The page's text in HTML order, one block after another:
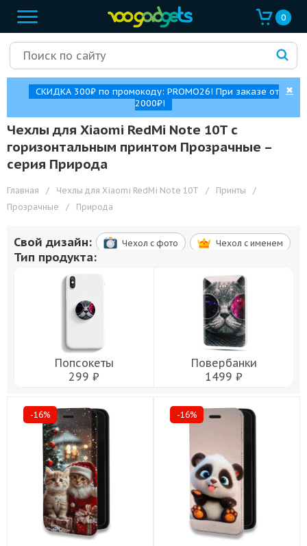
0
СКИДКА 300₽ по промокоду: PROMO26! При заказе от
2000₽!
✖
Чехлы для Xiaomi RedMi Note 10T с
горизонтальным принтом Прозрачные –
cерия Природа
Главная / Чехлы для Xiaomi RedMi Note 10T / Принты
/
Прозрачные
/ Природа
Свой дизайн: Чехол c фото Чехол c именем
Тип продукта:
Попсокеты
299 ₽
Повербанки
1499 ₽
-16% -16%